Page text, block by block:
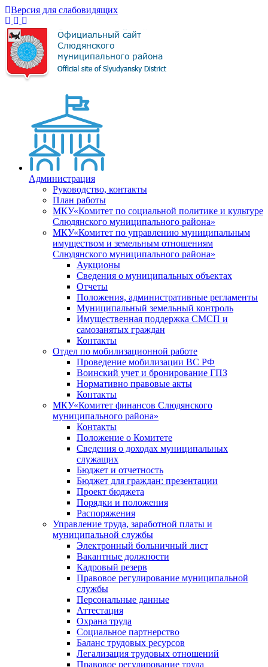
Версия для слабовидящих
Администрация
Руководство, контакты
План работы
МКУ«Комитет по социальной политике и культуре
Слюдянского муниципального района»
МКУ«Комитет по управлению муниципальным
имуществом и земельным отношениям
Слюдянского муниципального района»
Аукционы
Сведения о муниципальных объектах
Отчеты
Положения, административные регламенты
Муниципальный земельный контроль
Имущественная поддержка СМСП и
самозанятых граждан
Контакты
Отдел по мобилизационной работе
Проведение мобилизации ВС РФ
Воинский учет и бронирование ГПЗ
Нормативно правовые акты
Контакты
МКУ«Комитет финансов Слюдянского
муниципального района»
Контакты
Положение о Комитете
Сведения о доходах муниципальных
служащих
Бюджет и отчетность
Бюджет для граждан: презентации
Проект бюджета
Порядки и положения
Распоряжения
Управление труда, заработной платы и
муниципальной службы
Электронный больничный лист
Вакантные должности
Кадровый резерв
Правовое регулирование муниципальной
службы
Персональные данные
Аттестация
Охрана труда
Социальное партнерство
Баланс трудовых ресурсов
Легализация трудовых отношений
Правовое регулирование труда